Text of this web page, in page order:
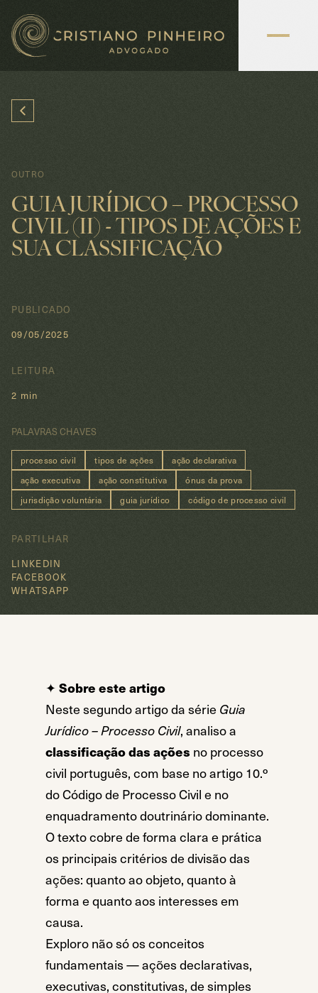
OUTRO
GUIA JURÍDICO – PROCESSO
CIVIL (II) - TIPOS DE AÇÕES E
SUA CLASSIFICAÇÃO
PUBLICADO
09/05/2025
LEITURA
2 min
PALAVRAS CHAVES
processo civil tipos de ações
ação declarativa
ação executiva
ação constitutiva
ónus da prova
jurisdição voluntária
guia jurídico código de processo civil
PARTILHAR
LINKEDIN
FACEBOOK
WHATSAPP
✦ Sobre este artigo
Neste segundo artigo da série Guia
Jurídico – Processo Civil, analiso a
classificação das ações no processo
civil português, com base no artigo 10.º
do Código de Processo Civil e no
enquadramento doutrinário dominante.
O texto cobre de forma clara e prática
os principais critérios de divisão das
ações: quanto ao objeto, quanto à
forma e quanto aos interesses em
causa.
Exploro não só os conceitos
fundamentais — ações declarativas,
executivas, constitutivas, de simples